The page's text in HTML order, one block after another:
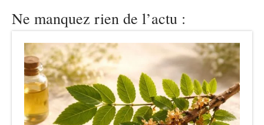
Ne manquez rien de l’actu :